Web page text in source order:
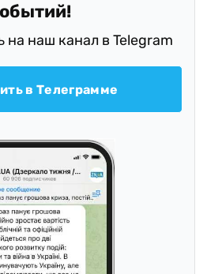
на наш канал в Telegram
в Телеграмме